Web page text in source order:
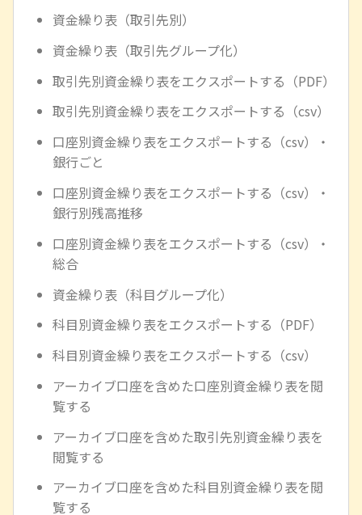
資金繰り表（取引先別）
資金繰り表（取引先グループ化）
取引先別資金繰り表をエクスポートする（PDF）
取引先別資金繰り表をエクスポートする（csv）
口座別資金繰り表をエクスポートする（csv）・
銀行ごと
口座別資金繰り表をエクスポートする（csv）・
銀行別残高推移
口座別資金繰り表をエクスポートする（csv）・
総合
資金繰り表（科目グループ化）
科目別資金繰り表をエクスポートする（PDF）
科目別資金繰り表をエクスポートする（csv）
アーカイブ口座を含めた口座別資金繰り表を閲
覧する
アーカイブ口座を含めた取引先別資金繰り表を
閲覧する
アーカイブ口座を含めた科目別資金繰り表を閲
覧する